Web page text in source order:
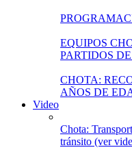
EQUIPOS
PARTIDOS
CHOTA:
AÑOS DE
Video
Chota:
tránsito (ver